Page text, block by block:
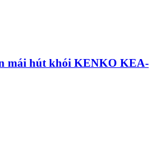
mái hút khói KENKO KEA-